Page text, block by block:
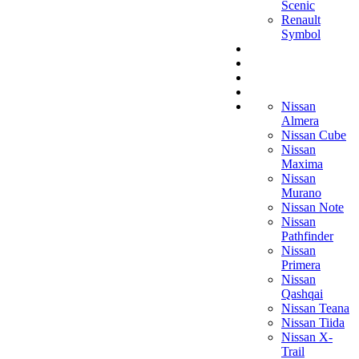
Scenic
Renault
Symbol
Nissan
Almera
Nissan Cube
Nissan
Maxima
Nissan
Murano
Nissan Note
Nissan
Pathfinder
Nissan
Primera
Nissan
Qashqai
Nissan Teana
Nissan Tiida
Nissan X-
Trail